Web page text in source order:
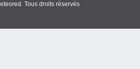
Tous droits réservés